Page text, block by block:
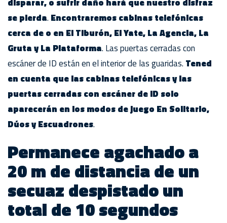
disparar, o sufrir daño hará que nuestro disfraz
se pierda. Encontraremos cabinas telefónicas
cerca de o en El Tiburón, El Yate, La Agencia, La
Gruta y La Plataforma. Las puertas cerradas con
escáner de ID están en el interior de las guaridas. Tened
en cuenta que las cabinas telefónicas y las
puertas cerradas con escáner de ID solo
aparecerán en los modos de juego En Solitario,
Dúos y Escuadrones.
Permanece agachado a
20 m de distancia de un
secuaz despistado un
total de 10 segundos